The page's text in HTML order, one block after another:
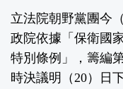
立法院朝野黨團今
政院依據「保衛國
特別條例」，籌編
時決議明（20）日